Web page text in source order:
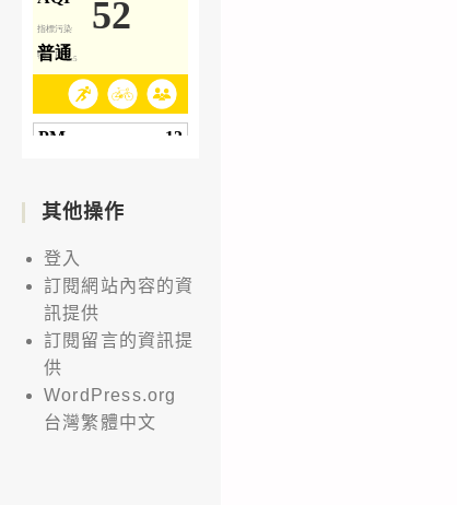
其他操作
登入
訂閱網站內容的資
訊提供
訂閱留言的資訊提
供
WordPress.org
台灣繁體中文